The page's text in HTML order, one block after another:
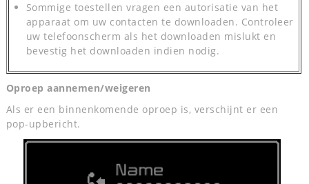
Sommige toestellen vragen een autorisatie van het
apparaat om uw contacten te downloaden. Controleer
uw telefoonscherm als het downloaden mislukt en
bevestig het downloaden indien nodig.
Oproep aannemen/weigeren
Als er een binnenkomende oproep is, verschijnt er een
pop-upbericht.